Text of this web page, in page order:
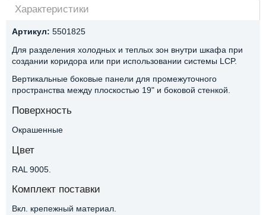
Характеристики
Артикул: 5501825
Для разделения холодных и теплых зон внутри шкафа при
создании коридора или при использовании системы LCP.
Вертикальные боковые панели для промежуточного
пространства между плоскостью 19" и боковой стенкой.
Поверхность
Окрашенные
Цвет
RAL 9005.
Комплект поставки
Вкл. крепежный материал.